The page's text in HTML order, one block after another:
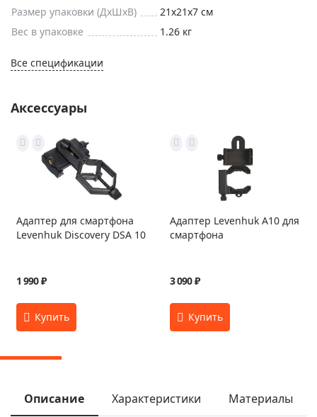
Размер упаковки (ДxШxВ)
21x21x7 см
Вес в упаковке
1.26 кг
Все спецификации
Аксессуары
Адаптер для смартфона
Levenhuk Discovery DSA 10
1 990 ₽
Адаптер Levenhuk A10 для
смартфона
3 090 ₽
Описание Характеристики Материалы